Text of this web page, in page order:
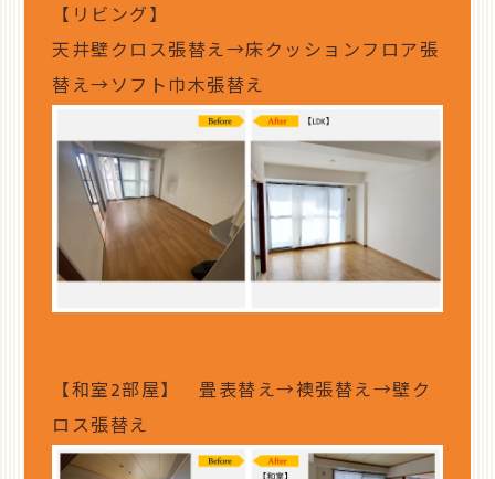
【リビング】
天井壁クロス張替え→床クッションフロア張
替え→ソフト巾木張替え
【和室2部屋】 畳表替え→襖張替え→壁ク
ロス張替え